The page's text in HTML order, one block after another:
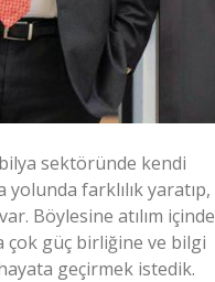
sektöründe kendi
farklılık yaratıp,
Böylesine atılım içinde
güç birliğine ve bilgi
geçirmek istedik.